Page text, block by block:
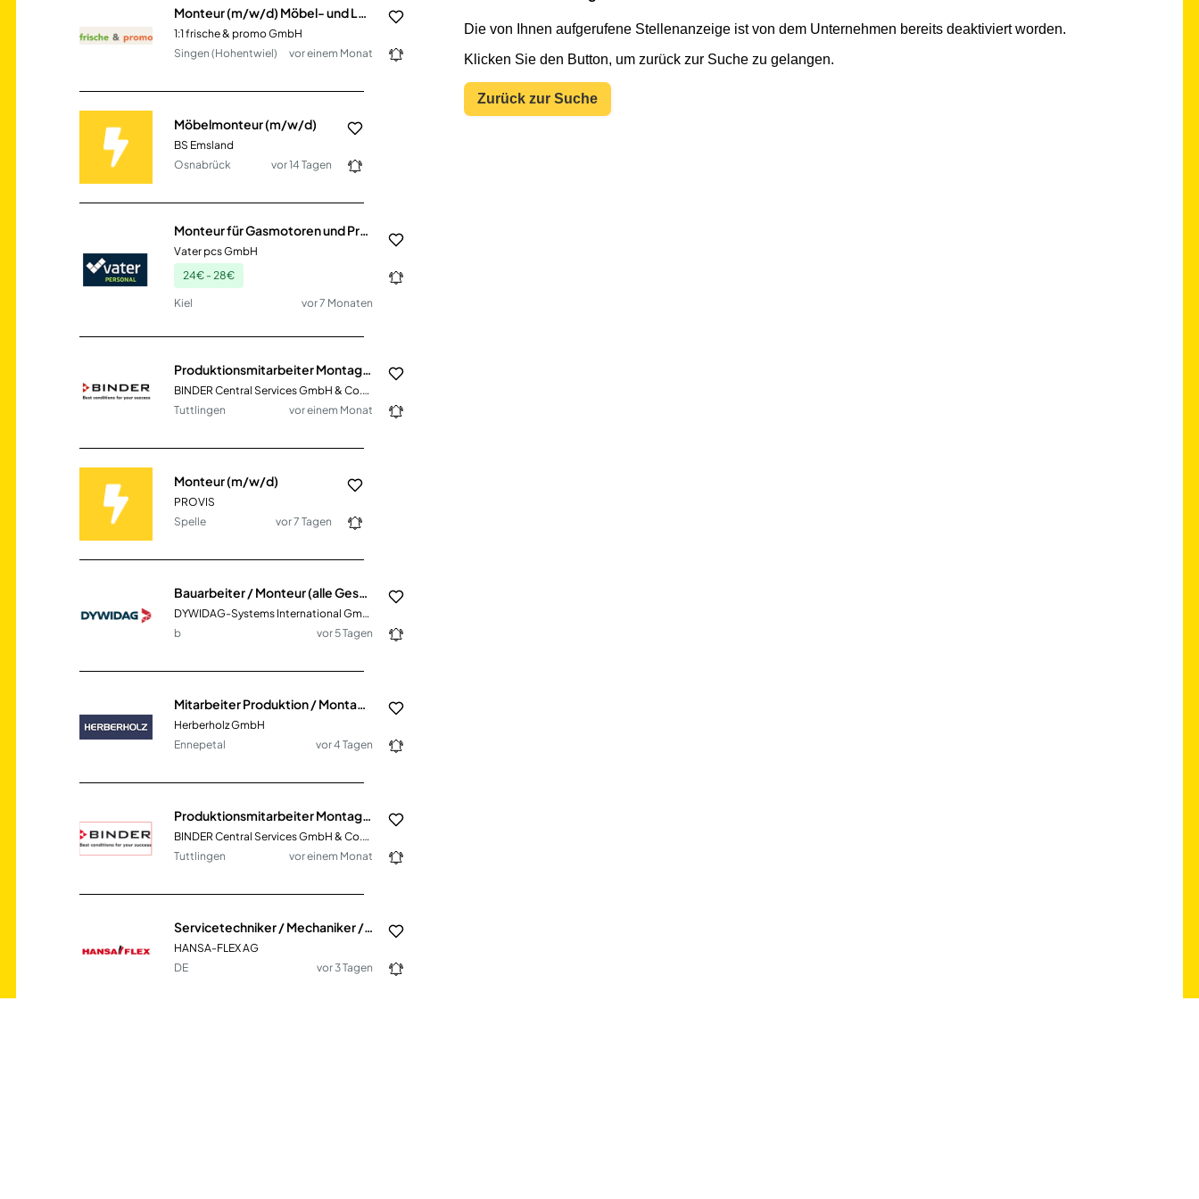
1:1 frische & promo GmbH
Singen (Hohentwiel)
vor einem Monat
Möbelmonteur (m/w/d)
BS Emsland
Osnabrück
vor 14 Tagen
Monteur für Gasmotoren und Prüfstandtechnik (m/w/d)
Vater pcs GmbH
24€ - 28€
Kiel vor 7 Monaten
Produktionsmitarbeiter Montage / Kesselbau (m/w/d)
BINDER Central Services GmbH & Co.KG
Tuttlingen
vor einem Monat
Monteur (m/w/d)
PROVIS
Spelle
vor 7 Tagen
Bauarbeiter / Monteur (alle Geschlechtsidentitäten)
DYWIDAG-Systems International GmbH
b
vor 5 Tagen
Mitarbeiter Produktion / Montage Industriearmaturen (m/w/d)
Herberholz GmbH
Ennepetal
vor 4 Tagen
Produktionsmitarbeiter Montage & Schäumerei (m/w/d)
BINDER Central Services GmbH & Co.KG
Tuttlingen
vor einem Monat
Servicetechniker / Mechaniker / Schlosser / Monteur (m/w/d) mit eigener mobiler Werkstatt
HANSA-FLEX AG
DE
vor 3 Tagen